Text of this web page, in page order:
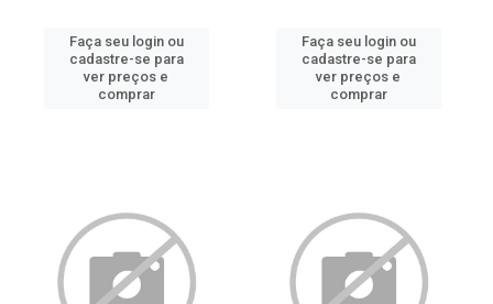
Faça seu login ou
cadastre-se para
ver preços e
comprar
Faça seu login ou
cadastre-se para
ver preços e
comprar